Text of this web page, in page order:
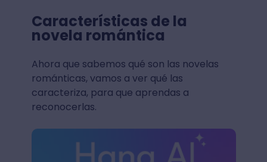
Características de la
novela romántica
Ahora que sabemos qué son las novelas
románticas, vamos a ver qué las
caracteriza, para que aprendas a
reconocerlas.